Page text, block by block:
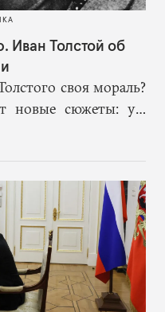
Иван Толстой об
своя мораль?
новые сюжеты: уж
старые.